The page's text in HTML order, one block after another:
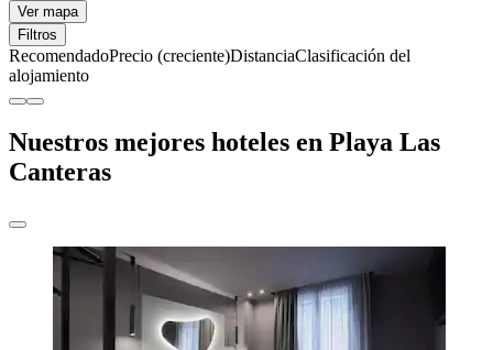
Ver mapa
Filtros
RecomendadoPrecio (creciente)DistanciaClasificación del
alojamiento
Nuestros mejores hoteles en Playa Las
Canteras